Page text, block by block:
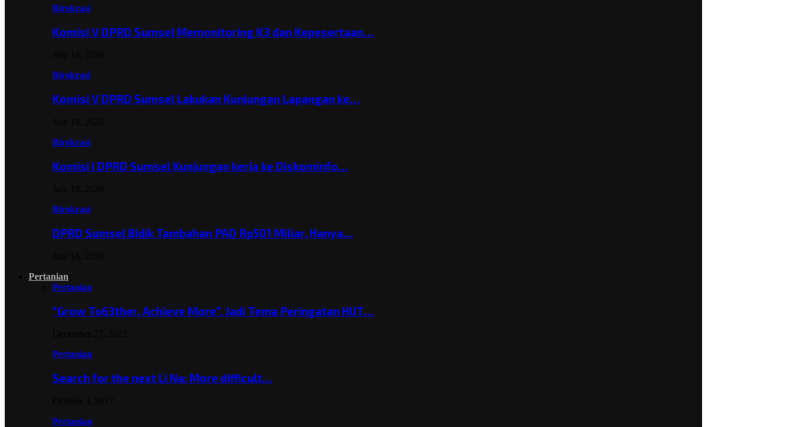
Birokrasi
Komisi V DPRD Sumsel Memonitoring K3 dan Kepesertaan…
Birokrasi
Komisi V DPRD Sumsel Lakukan Kunjungan Lapangan ke…
Birokrasi
Komisi I DPRD Sumsel Kunjungan kerja ke Diskominfo…
Birokrasi
DPRD Sumsel Bidik Tambahan PAD Rp501 Miliar, Hanya…
Pertanian
Pertanian
“Grow To63ther, Achieve More”, Jadi Tema Peringatan HUT…
Pertanian
Search for the next Li Na: More difficult…
Pertanian